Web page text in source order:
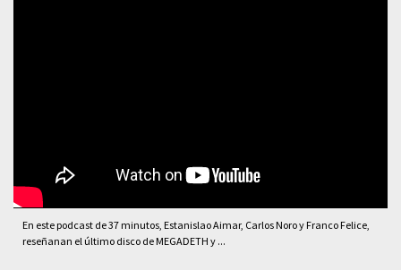
En este podcast de 37 minutos, Estanislao Aimar, Carlos Noro y Franco Felice,
reseñanan el último disco de MEGADETH y ...